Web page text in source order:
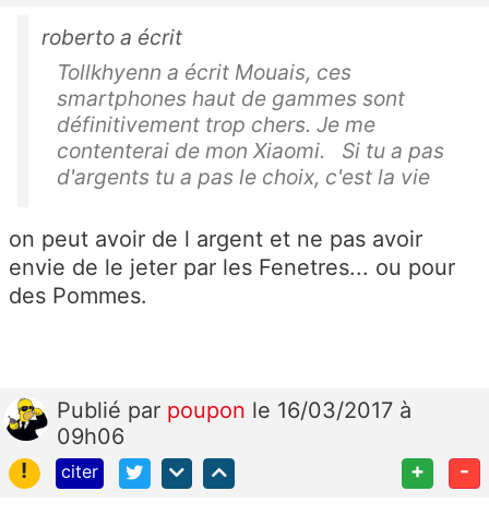
roberto a écrit
Tollkhyenn a écrit Mouais, ces
smartphones haut de gammes sont
définitivement trop chers. Je me
contenterai de mon Xiaomi. Si tu a pas
d'argents tu a pas le choix, c'est la vie
on peut avoir de l argent et ne pas avoir
envie de le jeter par les Fenetres... ou pour
des Pommes.
Publié par poupon le 16/03/2017 à
09h06
!
citer + -